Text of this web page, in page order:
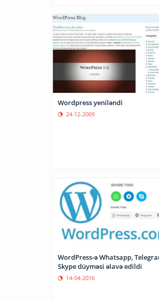
Wordpress yeniləndi
24-12-2009
WordPress-ə Whatsapp,
Skype düyməsi əlavə edildi
14-04-2016